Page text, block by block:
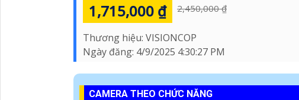
1,715,000 ₫ 2,450,000 ₫
Thương hiệu: VISIONCOP
Ngày đăng: 4/9/2025 4:30:27 PM
CAMERA THEO CHỨC NĂNG